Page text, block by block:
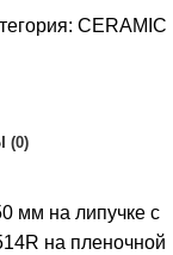
CERAMIC
(0)
мм на липучке с
на пленочной